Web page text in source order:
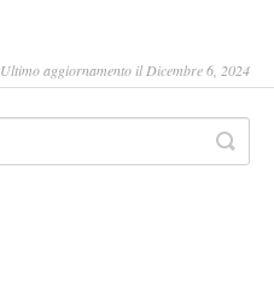
Ultimo aggiornamento il Dicembre 6, 2024